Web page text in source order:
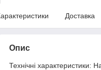
Доставка
Опис
Технічні характеристики: